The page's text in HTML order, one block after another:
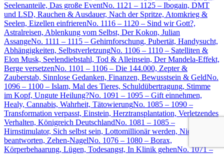
Seelenanteile, Das große EventNo. 1121 – 1125 – Ibogain, DMT
und LSD, Rauchen & Ausdauer, Nach der Spritze, Atomkrieg &
Seelen, Eizellen einfrierenNo. 1116 – 1120 – Sind wir Gott?,
Astralreisen, Ablenkung vom Selbst, Der Kokon, Julian
AssangeNo. 1111 – 1115 – Gehirnforschung, Pubertät, Handysucht,
Abhängigkeiten, SelbstverletzungNo. 1106 – 1110 – Satelliten &
Elon Musk, Seelendiebstahl, Tod & Alleinsein, Der Mandela-Effekt,
Berge versetzenNo. 1101 – 1106 – Die 144.000, Zepter &
Zauberstab, Sinnlose Gedanken, Finanzen, Bewusstsein & GeldNo.
1096 – 1100 – Islam, Mal des Tieres, Schuldübertragung, Stimme
im Kopf, Ungute Heilung?No. 1091 – 1095 – Gift einnehmen,
Healy, Cannabis, Wahrheit, TätowierungNo. 1085 – 1090 –
Transformation verpasst, Einstein, Herztransplantation, Verletzendes
Verhalten, Königreich DeutschlandNo. 1081 – 1085 –
Hirnstimulator, Sich selbst sein, Lottomillionär werden, Nicht
beantworten, Zehen-NagelNo. 1076 – 1080 – Borax,
Körperbehaarung, Lügen, Todesangst, In Klinik gehenNo. 1071 –